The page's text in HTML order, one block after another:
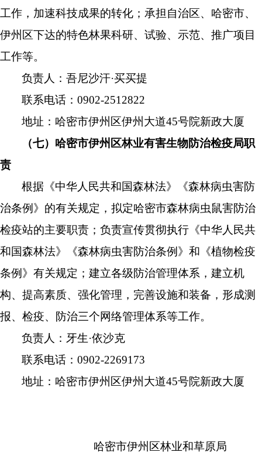
工作，加速科技成果的转化；承担自治区、哈密市、
伊州区下达的特色林果科研、试验、示范、推广项目
工作等。
负责人：吾尼沙汗·买买提
联系电话：0902-2512822
地址：哈密市伊州区伊州大道45号院新政大厦
（七）哈密市伊州区林业有害生物防治检疫局职
责
根据《中华人民共和国森林法》《森林病虫害防
治条例》的有关规定，拟定哈密市森林病虫鼠害防治
检疫站的主要职责；负责宣传贯彻执行《中华人民共
和国森林法》《森林病虫害防治条例》和《植物检疫
条例》有关规定；建立各级防治管理体系，建立机
构、提高素质、强化管理，完善设施和装备，形成测
报、检疫、防治三个网络管理体系等工作。
负责人：牙生·依沙克
联系电话：0902-2269173
地址：哈密市伊州区伊州大道45号院新政大厦
哈密市伊州区林业和草原局